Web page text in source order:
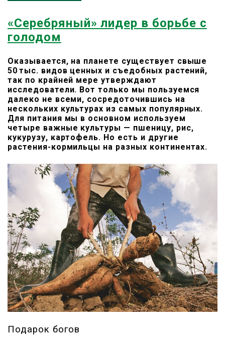
«Серебряный» лидер в борьбе с
голодом
Оказывается, на планете существует свыше
50 тыс. видов ценных и съедобных растений,
так по крайней мере утверждают
исследователи. Вот только мы пользуемся
далеко не всеми, сосредоточившись на
нескольких культурах из самых популярных.
Для питания мы в основном используем
четыре важные культуры — пшеницу, рис,
кукурузу, картофель. Но есть и другие
растения-кормильцы на разных континентах.
Подарок богов